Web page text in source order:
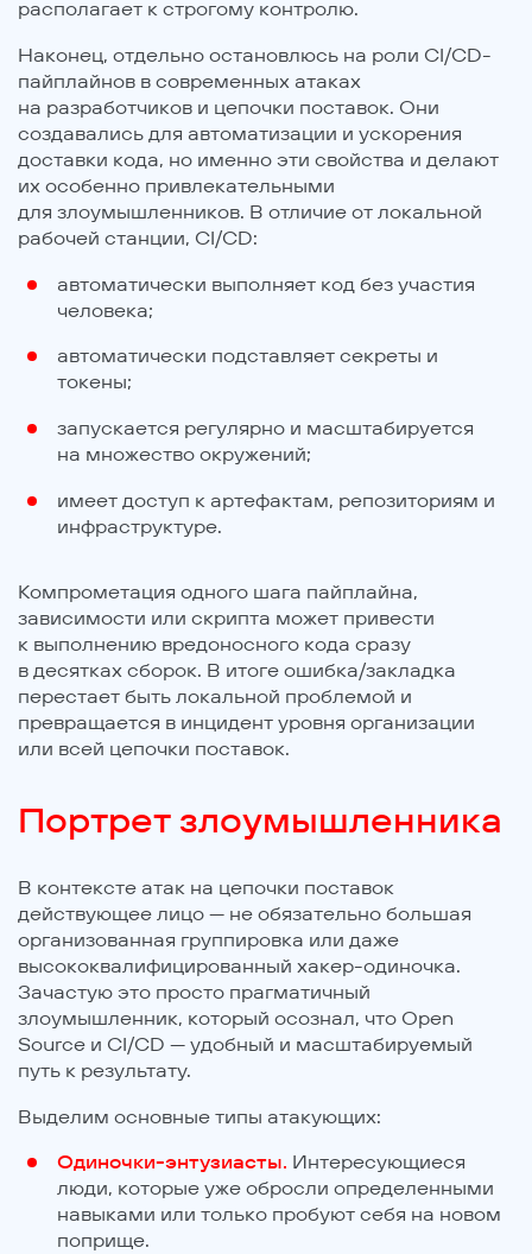
располагает к строгому контролю.
Наконец, отдельно остановлюсь на роли CI/CD-
пайплайнов в современных атаках
на разработчиков и цепочки поставок. Они
создавались для автоматизации и ускорения
доставки кода, но именно эти свойства и делают
их особенно привлекательными
для злоумышленников. В отличие от локальной
рабочей станции, CI/CD:
автоматически выполняет код без участия
человека;
автоматически подставляет секреты и
токены;
запускается регулярно и масштабируется
на множество окружений;
имеет доступ к артефактам, репозиториям и
инфраструктуре.
Компрометация одного шага пайплайна,
зависимости или скрипта может привести
к выполнению вредоносного кода сразу
в десятках сборок. В итоге ошибка/закладка
перестает быть локальной проблемой и
превращается в инцидент уровня организации
или всей цепочки поставок.
Портрет злоумышленника
В контексте атак на цепочки поставок
действующее лицо — не обязательно большая
организованная группировка или даже
высококвалифицированный хакер-одиночка.
Зачастую это просто прагматичный
злоумышленник, который осознал, что Open
Source и CI/CD — удобный и масштабируемый
путь к результату.
Выделим основные типы атакующих:
Одиночки-энтузиасты. Интересующиеся
люди, которые уже обросли определенными
навыками или только пробуют себя на новом
поприще.